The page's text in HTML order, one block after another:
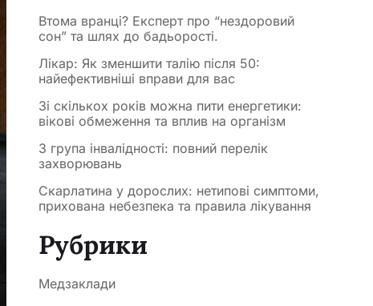
Втома вранці? Експерт про “нездоровий
сон” та шлях до бадьорості.
Лікар: Як зменшити талію після 50:
найефективніші вправи для вас
Зі скількох років можна пити енергетики:
вікові обмеження та вплив на організм
3 група інвалідності: повний перелік
захворювань
Скарлатина у дорослих: нетипові симптоми,
прихована небезпека та правила лікування
Рубрики
Медзаклади